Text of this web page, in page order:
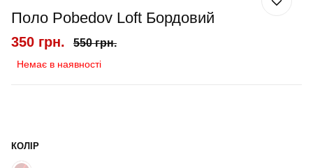
Поло Pobedov Loft Бордовий
350 грн. 550 грн.
Немає в наявності
КОЛІР